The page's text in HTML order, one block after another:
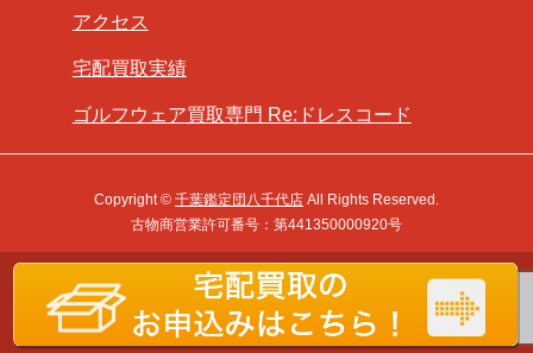
アクセス
宅配買取実績
ゴルフウェア買取専門 Re:ドレスコード
Copyright © 千葉鑑定団八千代店 All Rights Reserved.
古物商営業許可番号：第441350000920号